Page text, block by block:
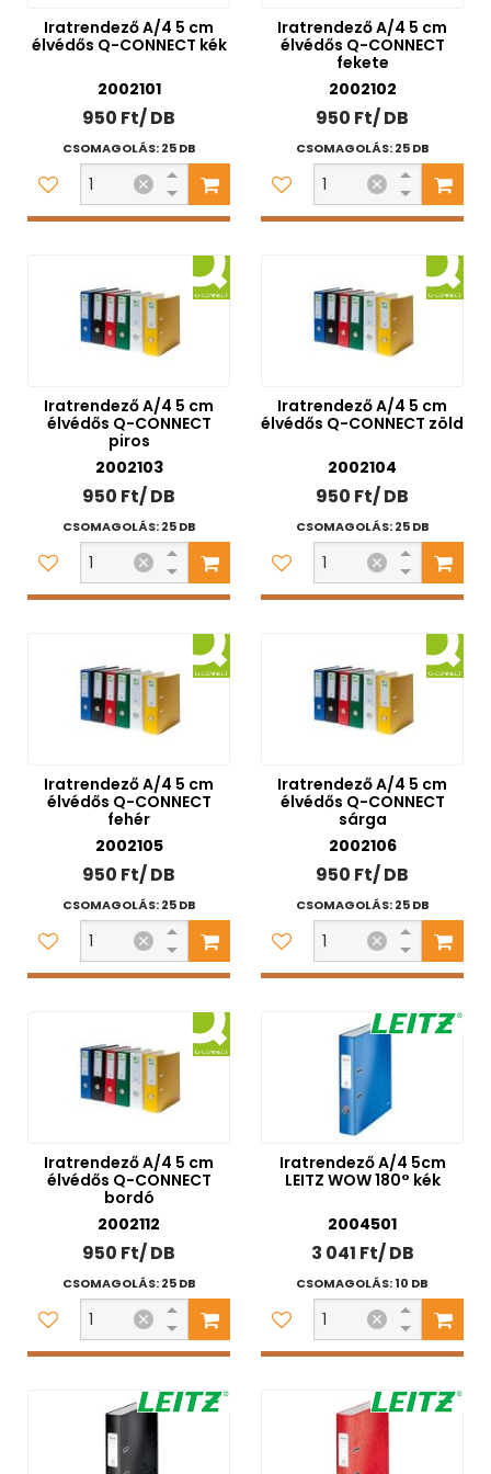
A/8
54x86mm
64x75mm
65x95mm
75x105mm
80x120mm
83x113mm
A/3+
DL
Nettó ár
Szűrés
Szűrési feltételek törlése
Iratrendező A/4 5 cm
élvédős Q-CONNECT kék
2002101
950 Ft/ DB
CSOMAGOLÁS: 25 DB
Iratrendező A/4 5 cm
élvédős Q-CONNECT
fekete
2002102
950 Ft/ DB
CSOMAGOLÁS: 25 DB
Iratrendező A/4 5 cm
élvédős Q-CONNECT
piros
2002103
950 Ft/ DB
CSOMAGOLÁS: 25 DB
Iratrendező A/4 5 cm
élvédős Q-CONNECT zöld
2002104
950 Ft/ DB
CSOMAGOLÁS: 25 DB
Iratrendező A/4 5 cm
élvédős Q-CONNECT
fehér
2002105
950 Ft/ DB
CSOMAGOLÁS: 25 DB
Iratrendező A/4 5 cm
élvédős Q-CONNECT
sárga
2002106
950 Ft/ DB
CSOMAGOLÁS: 25 DB
Iratrendező A/4 5 cm
élvédős Q-CONNECT
bordó
2002112
950 Ft/ DB
CSOMAGOLÁS: 25 DB
Iratrendező A/4 5cm
LEITZ WOW 180° kék
2004501
3 041 Ft/ DB
CSOMAGOLÁS: 10 DB